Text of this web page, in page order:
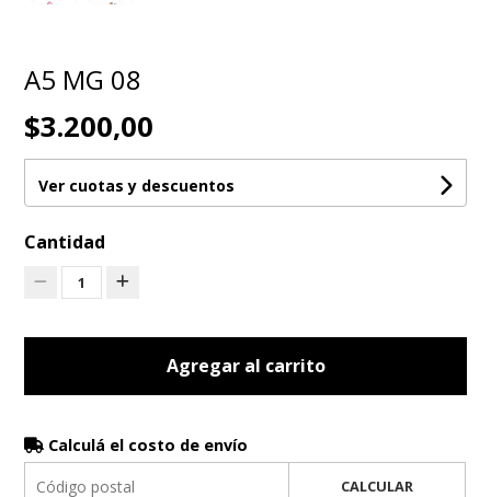
A5 MG 08
$3.200,00
Ver cuotas y descuentos
Cantidad
1
Agregar al carrito
Calculá el costo de envío
CALCULAR